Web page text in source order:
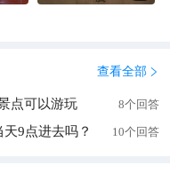
查看全部 
点可以游玩 8个回答
9点进去吗？ 10个回答